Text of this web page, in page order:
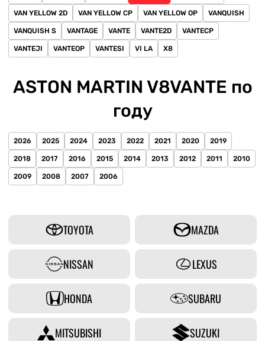
VAN YELLOW 2D VAN YELLOW CP VAN YELLOW OP VANQUISH
VANQUISH S VANTAGE VANTE VANTE2D VANTECP
VANTEJI VANTEOP VANTESI VI LA X8
ASTON MARTIN V8VANTE по
году
2026 2025 2024 2023 2022 2021 2020 2019
2018 2017 2016 2015 2014 2013 2012 2011 2010
2009 2008 2007 2006
TOYOTA MAZDA
NISSAN LEXUS
HONDA SUBARU
MITSUBISHI SUZUKI